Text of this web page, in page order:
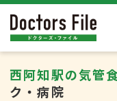
西阿知駅の気管
ク・病院